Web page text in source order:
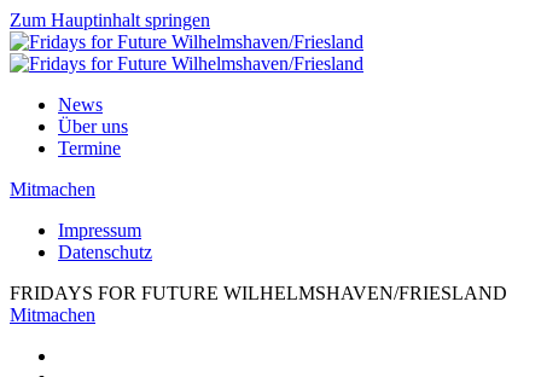
Zum Hauptinhalt springen
News
Über uns
Termine
Mitmachen
Impressum
Datenschutz
FRIDAYS FOR FUTURE WILHELMSHAVEN/FRIESLAND
Mitmachen